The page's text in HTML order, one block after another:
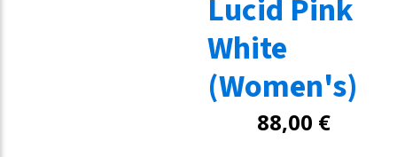
Lucid Pink
White
(Women's)
88,00 €